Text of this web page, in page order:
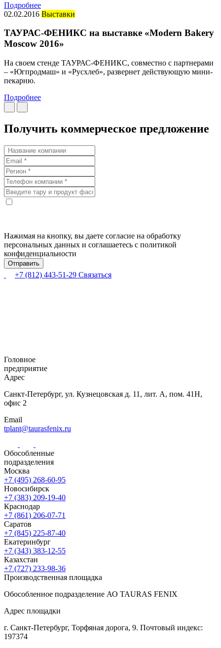
Подробнее
02.02.2016 Выставки
ТАУРАС-ФЕНИКС на выставке «Modern Bakery
Moscow 2016»
На своем стенде ТАУРАС-ФЕНИКС, совместно с партнерами
– «Югпродмаш» и «Русхлеб», развернет действующую мини-
пекарню.
Подробнее
Получить коммерческое предложение
Нажимая на кнопку, вы даете согласие на обработку
персональных данных и соглашаетесь с политикой
конфиденциальности
+7 (812) 443-51-29 Связаться
Головное
предприятие
Адрес
Санкт-Петербург, ул. Кузнецовская д. 11, лит. А, пом. 41Н,
офис 2
Email
tplant@taurasfenix.ru
Обособленные
подразделения
Москва
+7 (495) 268-60-95
Новосибирск
+7 (383) 209-19-40
Краснодар
+7 (861) 206-07-71
Саратов
+7 (845) 225-87-40
Екатеринбург
+7 (343) 383-12-55
Казахстан
+7 (727) 233-98-36
Производственная площадка
Обособленное подразделение АО TAURAS FENIX
Адрес площадки
г. Санкт-Петербург, Торфяная дорога, 9. Почтовый индекс:
197374